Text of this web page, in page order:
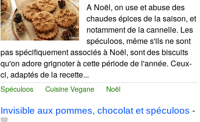
A Noël, on use et abuse des
chaudes épices de la saison, et
notamment de la cannelle. Les
spéculoos, même s'ils ne sont
pas spécifiquement associés à Noël, sont des biscuits
qu'on adore grignoter à cette période de l'année. Ceux-
ci, adaptés de la recette...
Spéculoos Cuisine Vegane Noël
Invisible aux pommes, chocolat et spéculoos -